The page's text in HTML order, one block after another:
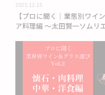
2025.12.15
【プロに聞く｜業態別ワイ
ア料理編 〜太田賢一ソムリ